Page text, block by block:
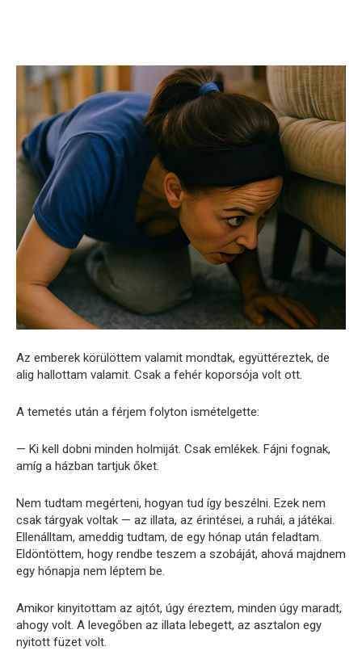
Az emberek körülöttem valamit mondtak, együttéreztek, de
alig hallottam valamit. Csak a fehér koporsója volt ott.
A temetés után a férjem folyton ismételgette:
— Ki kell dobni minden holmiját. Csak emlékek. Fájni fognak,
amíg a házban tartjuk őket.
Nem tudtam megérteni, hogyan tud így beszélni. Ezek nem
csak tárgyak voltak — az illata, az érintései, a ruhái, a játékai.
Ellenálltam, ameddig tudtam, de egy hónap után feladtam.
Eldöntöttem, hogy rendbe teszem a szobáját, ahová majdnem
egy hónapja nem léptem be.
Amikor kinyitottam az ajtót, úgy éreztem, minden úgy maradt,
ahogy volt. A levegőben az illata lebegett, az asztalon egy
nyitott füzet volt.